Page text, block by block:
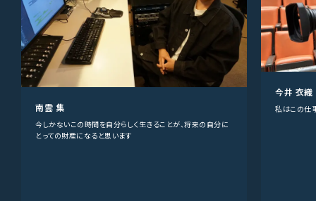
南雲 集
今しかないこの時間を自分らしく生きることが、将来の自分に
とっての財産になると思います
今井 衣織
私はこの仕